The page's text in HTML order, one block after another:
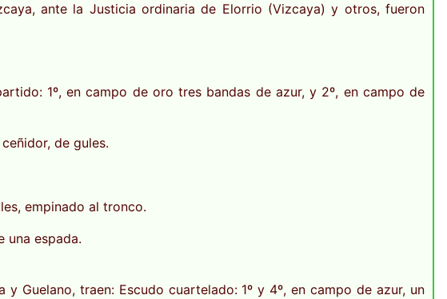
ante la Justicia ordinaria de Elorrio (Vizcaya) y otros, fueron
1º, en campo de oro tres bandas de azur, y 2º, en campo de
de gules.
empinado al tronco.
una espada.
Guelano, traen: Escudo cuartelado: 1º y 4º, en campo de azur, un